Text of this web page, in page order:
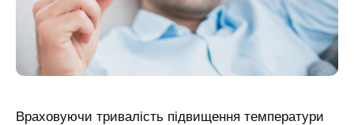
Враховуючи тривалість підвищення температури